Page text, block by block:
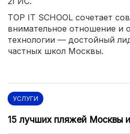
TOP IT SCHOOL сочетает
внимательное отношение и
технологии — достойный
частных школ Москвы.
УСЛУГИ
15 лучших пляжей Москвы